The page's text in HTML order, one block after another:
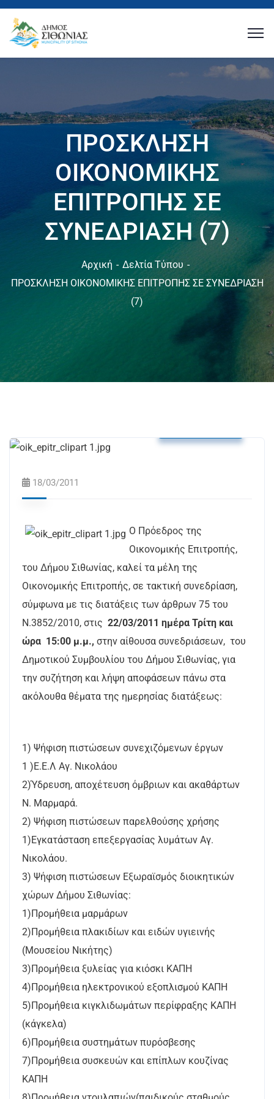
ΠΡΟΣΚΛΗΣΗ
ΟΙΚΟΝΟΜΙΚΗΣ
ΕΠΙΤΡΟΠΗΣ ΣΕ
ΣΥΝΕΔΡΙΑΣΗ (7)
Αρχική
Δελτία Τύπου
ΠΡΟΣΚΛΗΣΗ ΟΙΚΟΝΟΜΙΚΗΣ ΕΠΙΤΡΟΠΗΣ ΣΕ ΣΥΝΕΔΡΙΑΣΗ
(7)
18/03/2011
Ο Πρόεδρος της
Οικονομικής Επιτροπής,
του Δήμου Σιθωνίας, καλεί τα μέλη της
Οικονομικής Επιτροπής, σε τακτική συνεδρίαση,
σύμφωνα με τις διατάξεις των άρθρων 75 του
Ν.3852/2010, στις 22/03/2011 ημέρα Τρίτη και
ώρα 15:00 μ.μ., στην αίθουσα συνεδριάσεων, του
Δημοτικού Συμβουλίου του Δήμου Σιθωνίας, για
την συζήτηση και λήψη αποφάσεων πάνω στα
ακόλουθα θέματα της ημερησίας διατάξεως:
1) Ψήφιση πιστώσεων συνεχιζόμενων έργων
1 )Ε.Ε.Λ Αγ. Νικολάου
2)Ύδρευση, αποχέτευση όμβριων και ακαθάρτων
Ν. Μαρμαρά.
2) Ψήφιση πιστώσεων παρελθούσης χρήσης
1)Εγκατάσταση επεξεργασίας λυμάτων Αγ.
Νικολάου.
3) Ψήφιση πιστώσεων Εξωραϊσμός διοικητικών
χώρων Δήμου Σιθωνίας:
1)Προμήθεια μαρμάρων
2)Προμήθεια πλακιδίων και ειδών υγιεινής
(Μουσείου Νικήτης)
3)Προμήθεια ξυλείας για κιόσκι ΚΑΠΗ
4)Προμήθεια ηλεκτρονικού εξοπλισμού ΚΑΠΗ
5)Προμήθεια κιγκλιδωμάτων περίφραξης ΚΑΠΗ
(κάγκελα)
6)Προμήθεια συστημάτων πυρόσβεσης
7)Προμήθεια συσκευών και επίπλων κουζίνας
ΚΑΠΗ